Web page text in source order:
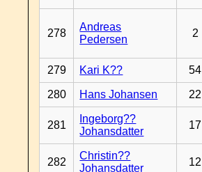
278
Andreas
Pedersen
2
279 Kari K?? 54
280 Hans Johansen 22
281
Ingeborg??
Johansdatter
17
282
Christin??
Johansdatter
12